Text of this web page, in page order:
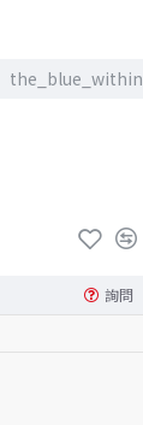
the_blue_within
詢問